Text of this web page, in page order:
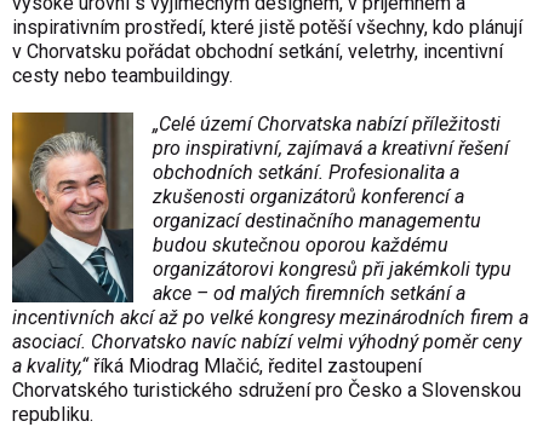
inspirativním prostředí, které jistě potěší všechny, kdo plánují
v Chorvatsku pořádat obchodní setkání, veletrhy, incentivní
cesty nebo teambuildingy.
„Celé území Chorvatska nabízí příležitosti
pro inspirativní, zajímavá a kreativní řešení
obchodních setkání. Profesionalita a
zkušenosti organizátorů konferencí a
organizací destinačního managementu
budou skutečnou oporou každému
organizátorovi kongresů při jakémkoli typu
akce – od malých firemních setkání a
incentivních akcí až po velké kongresy mezinárodních firem a
asociací. Chorvatsko navíc nabízí velmi výhodný poměr ceny
a kvality,“říká Miodrag Mlačić, ředitel zastoupení
Chorvatského turistického sdružení pro Česko a Slovenskou
republiku.